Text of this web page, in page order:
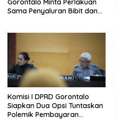
Gorontalo Minta Perlakuan
Sama Penyaluran Bibit dan
Komisi I DPRD Gorontalo
Siapkan Dua Opsi Tuntaskan
Polemik Pembayaran